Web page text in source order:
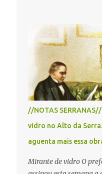
realização do L'Étape
de France presented
Considerado o
amador da América
atletas de diferentes
percursos passando
Serra Negra, Amparo,
Lindoia e Socorro. Para
dos participantes e do
trechos de rodovias e
longo da prova. A
//NOTAS
vidro no Alto da
aguenta mais essa
Mirante de vidro O